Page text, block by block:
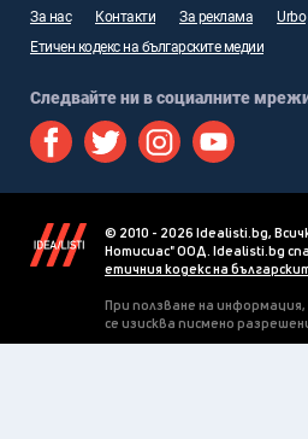
За нас Контакти За реклама Urbo
Етичен кодекс на българските медии
Следвайте ни в социалните
© 2010 - 2026 Idealisti.bg,
Нотисиас" ООД. Idealisti.bg
етичния кодекс на
При ползване на
се изисква писмено